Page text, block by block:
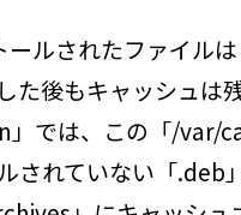
ルされたファイル
た後もキャッシュは残
」では、この「/var/
されていない「